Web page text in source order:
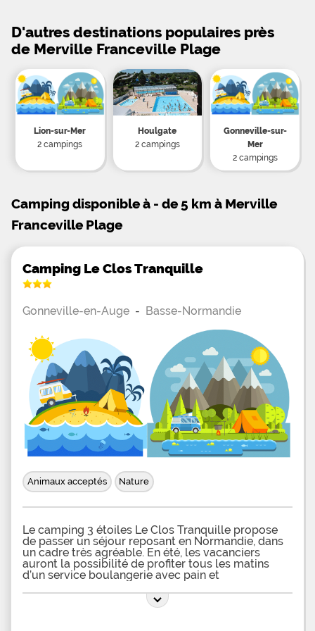
D'autres destinations populaires près
de Merville Franceville Plage
Lion-sur-Mer
2 campings
Houlgate
2 campings
Gonneville-sur-
Mer
2 campings
Camping disponible à - de 5 km à Merville
Franceville Plage
Camping Le Clos Tranquille
Gonneville-en-Auge - Basse-Normandie
Animaux acceptés Nature
Le camping 3 étoiles Le Clos Tranquille propose
de passer un séjour reposant en Normandie, dans
un cadre très agréable. En été, les vacanciers
auront la possibilité de profiter tous les matins
d’un service boulangerie avec pain et
déjeuners au sein du camping. Les campeurs
auront accès librement à des blocs sanitaires avec